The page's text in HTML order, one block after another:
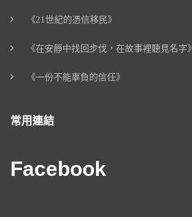
《21世紀的憑信移民》
《在安靜中找回步伐，在故事裡聽見名字》
《一份不能辜負的信任》
常用連結
Facebook